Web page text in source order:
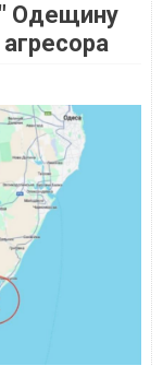
Одещину